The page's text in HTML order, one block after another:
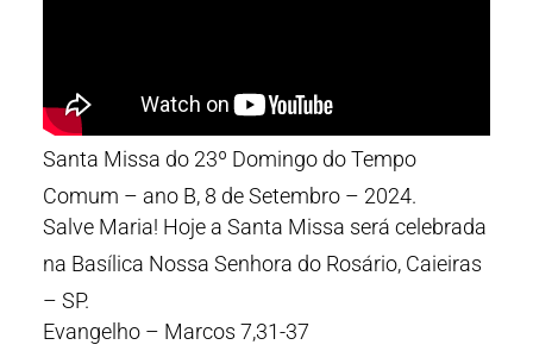
Santa Missa do 23º Domingo do Tempo
Comum – ano B, 8 de Setembro – 2024.
Salve Maria! Hoje a Santa Missa será celebrada
na Basílica Nossa Senhora do Rosário, Caieiras
– SP.
Evangelho – Marcos 7,31-37